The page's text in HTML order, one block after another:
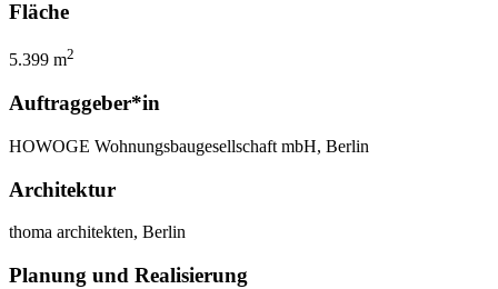
Fläche
5.399 m2
Auftraggeber*in
HOWOGE Wohnungsbaugesellschaft mbH, Berlin
Architektur
thoma architekten, Berlin
Planung und Realisierung